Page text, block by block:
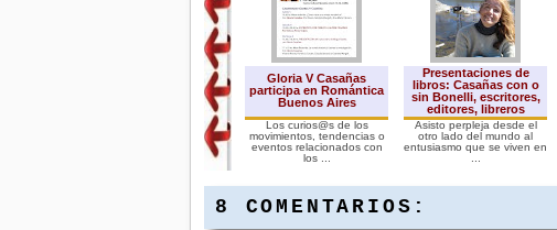
Gloria V Casañas
participa en Romántica
Buenos Aires
Los curios@s de los
movimientos, tendencias o
eventos relacionados con
los ...
Presentaciones de
libros: Casañas con o
sin Bonelli, escritores,
editores, libreros
Asisto perpleja desde el
otro lado del mundo al
entusiasmo que se viven en
8 COMENTARIOS: